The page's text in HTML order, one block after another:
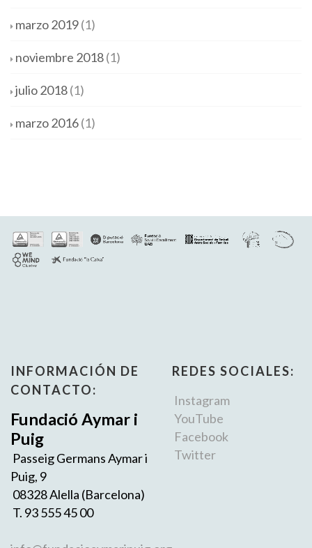
marzo 2019(1)
noviembre 2018(1)
julio 2018(1)
marzo 2016(1)
INFORMACIÓN DE
CONTACTO:
Fundació Aymar i
Puig
Passeig Germans Aymar i
Puig, 9
08328 Alella (Barcelona)
T. 93 555 45 00
REDES SOCIALES:
Instagram
YouTube
Facebook
Twitter